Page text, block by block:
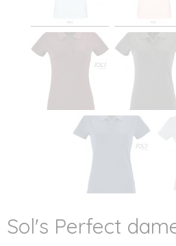
Sol's Perfect